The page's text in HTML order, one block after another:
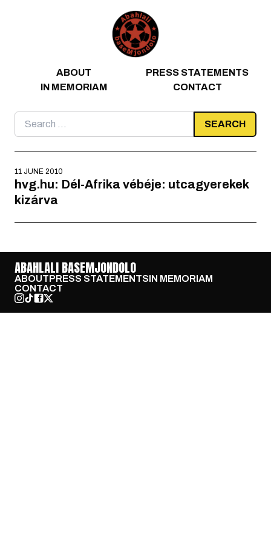
ABOUT
PRESS STATEMENTS
IN MEMORIAM
CONTACT
Search
for:
11 JUNE 2010
hvg.hu: Dél-Afrika vébéje: utcagyerekek
kizárva
ABAHLALI BASEMJONDOLO
ABOUTPRESS STATEMENTSIN MEMORIAM
CONTACT